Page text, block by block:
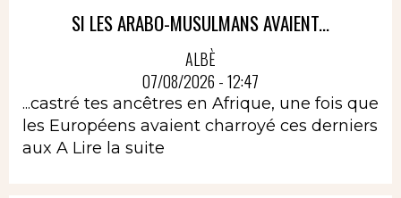
SI LES ARABO-MUSULMANS AVAIENT...
ALBÈ
07/08/2026 - 12:47
...castré tes ancêtres en Afrique, une fois que
les Européens avaient charroyé ces derniers
aux A Lire la suite